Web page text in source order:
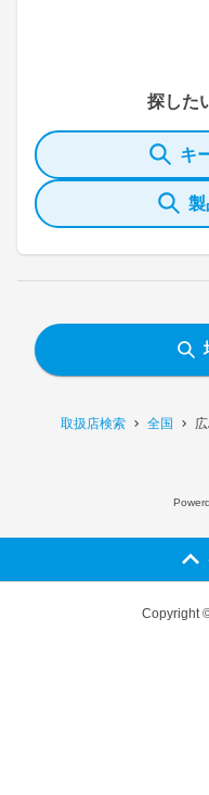
取扱店検索 全国
探した
キ
製
Copyright